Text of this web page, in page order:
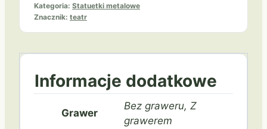
Kategoria: Statuetki metalowe
Znacznik: teatr
Informacje dodatkowe
Grawer
Bez graweru, Z
grawerem